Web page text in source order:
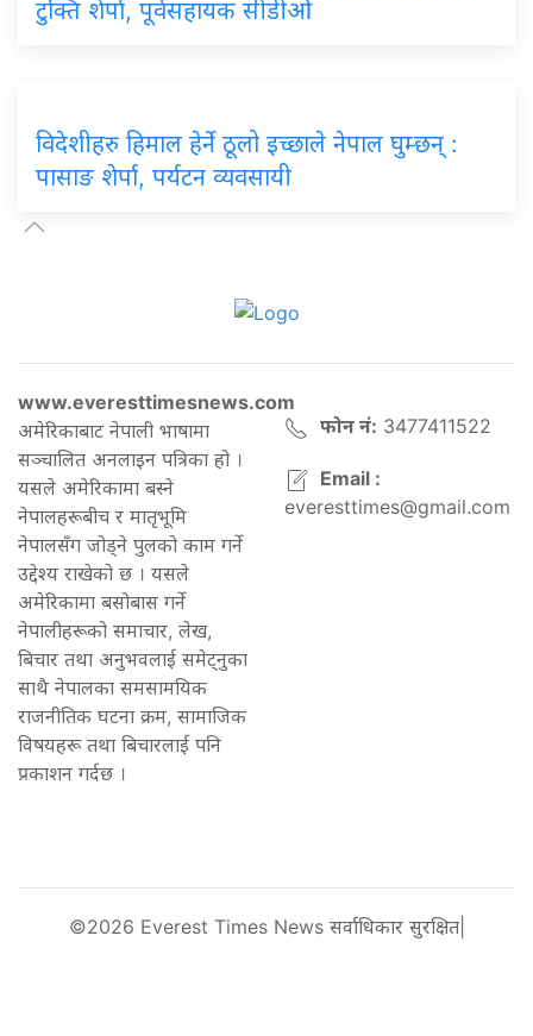
टुक्ति शेर्पा, पूर्वसहायक सीडीओ
विदेशीहरु हिमाल हेर्ने ठूलो इच्छाले नेपाल घुम्छन् :
पासाङ शेर्पा, पर्यटन व्यवसायी
www.everesttimesnews.com
अमेरिकाबाट नेपाली भाषामा
सञ्चालित अनलाइन पत्रिका हो ।
यसले अमेरिकामा बस्ने
नेपालहरूबीच र मातृभूमि
नेपालसँग जोड्ने पुलको काम गर्ने
उद्देश्य राखेको छ । यसले
अमेरिकामा बसोबास गर्ने
नेपालीहरूको समाचार, लेख,
बिचार तथा अनुभवलाई समेट्नुका
साथै नेपालका समसामयिक
राजनीतिक घटना क्रम, सामाजिक
विषयहरू तथा बिचारलाई पनि
प्रकाशन गर्दछ ।
फोन नं: 3477411522
Email :
everesttimes@gmail.com
©2026 Everest Times News सर्वाधिकार सुरक्षित|